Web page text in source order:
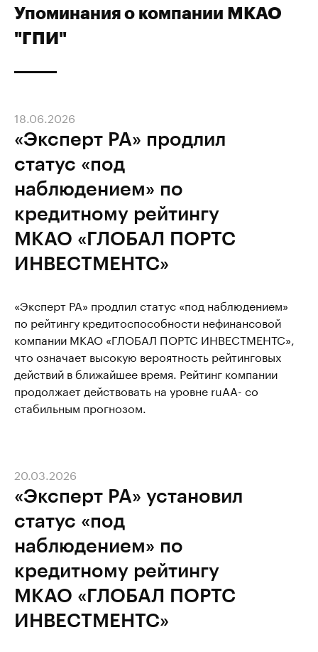
Упоминания о компании МКАО
"ГПИ"
«Эксперт РА» продлил
статус «под
наблюдением» по
кредитному рейтингу
МКАО «ГЛОБАЛ ПОРТС
ИНВЕСТМЕНТС»
18.06.2026
«Эксперт РА» продлил статус «под наблюдением»
по рейтингу кредитоспособности нефинансовой
компании МКАО «ГЛОБАЛ ПОРТС ИНВЕСТМЕНТС»,
что означает высокую вероятность рейтинговых
действий в ближайшее время. Рейтинг компании
продолжает действовать на уровне ruAА- со
стабильным прогнозом.
«Эксперт РА» установил
статус «под
наблюдением» по
кредитному рейтингу
МКАО «ГЛОБАЛ ПОРТС
ИНВЕСТМЕНТС»
20.03.2026